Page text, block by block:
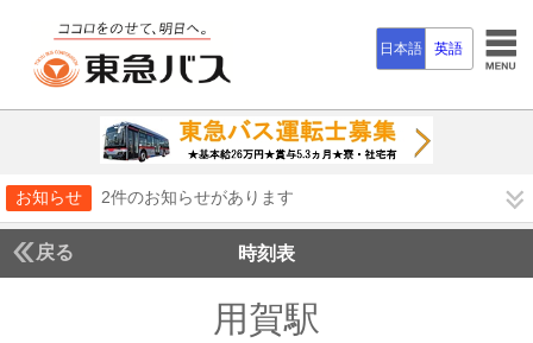
日本語 英語
お知らせ 2件のお知らせがあります
戻る 時刻表
用賀駅